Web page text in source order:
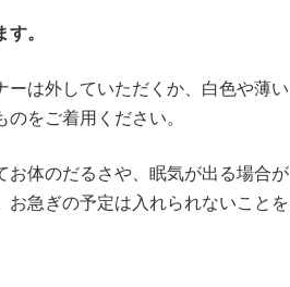
。
ーは外していただくか、白色や薄い
をご着用ください。
お体のだるさや、眠気が出る場合が
お急ぎの予定は入れられないことを